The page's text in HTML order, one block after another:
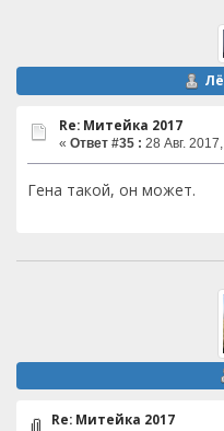
Re: Митейка 2017
« Ответ #35 : 28 Авг.
Гена такой, он может.
Re: Митейка 2017